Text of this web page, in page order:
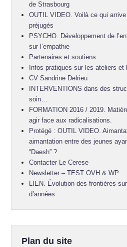
de Strasbourg
OUTIL VIDEO. Voilà ce qui
préjugés
PSYCHO. Développement de
sur l’empathie
Partenaires et soutiens
Infos pratiques sur les ateliers et
CV Sandrine Delrieu
INTERVENTIONS dans des
soin…
FORMATION 2016 / 2019.
agir face aux radicalisations.
Protégé : OUTIL VIDEO.
aimantation entre des jeunes
“Daesh” ?
Contacter Le Cerese
Newsletter – TEST OVH & WP
LIEN. Évolution des frontières
d’années
Plan du site